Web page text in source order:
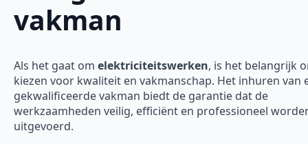
vakman
Als het gaat om elektriciteitswerken, is het belangrijk
kiezen voor kwaliteit en vakmanschap. Het inhuren van
gekwalificeerde vakman biedt de garantie dat de
werkzaamheden veilig, efficiënt en professioneel
uitgevoerd.